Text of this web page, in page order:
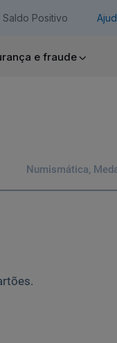
Saldo Positivo
e fraude
Numismática,